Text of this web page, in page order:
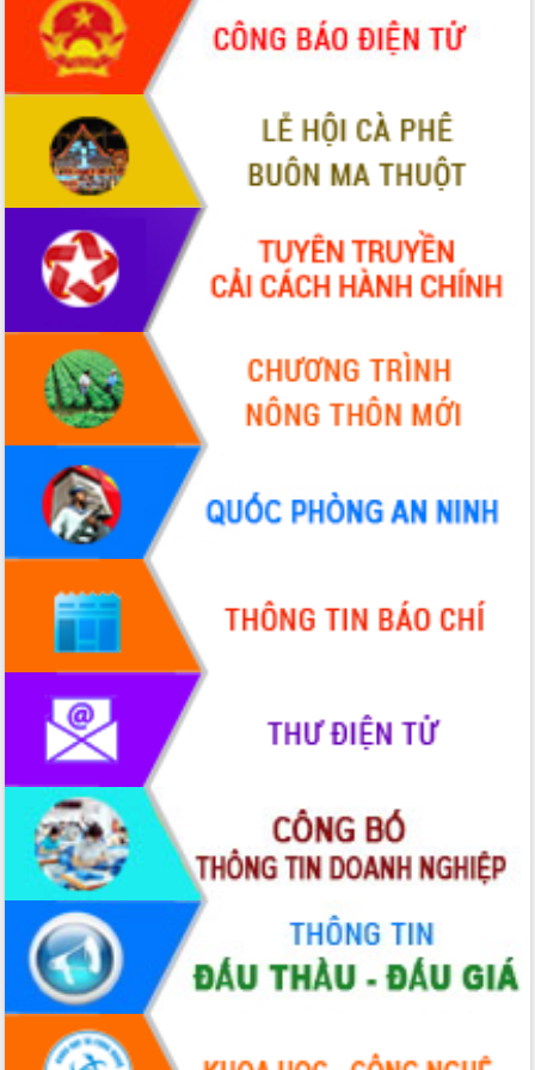
món ăn từ sầu riêng
Đắk Lắk công bố Quy hoạch và xúc
tiến đầu tư tỉnh
Ngành cá ngừ Đắk Lắk chủ động thích
ứng để giữ vững thị trường xuất khẩu
Diễn đàn Kinh tế tư nhân Việt Nam đột
phá cơ chế - Hợp tác công tư
Đề án 06 tạo bước ngoặt đột phá trong
cải cách hành chính tỉnh Đắk Lắk
Kết nối tour, đẩy mạnh chuyển đổi số
để phát triển du lịch Đắk Lắk
Khởi động Dự án Đầu tư xây dựng hạ
tầng kỹ thuật Cụm công nghiệp Tân
Gặp mặt các cơ quan báo chí nhân Kỷ
niệm 101 năm Ngày Báo chí Cách
mạng Việt Nam
Đắk Lắk sơ kết 4 năm triển khai thực
hiện Đề án 06 của Chính phủ
Họp báo thông tin về Hội nghị Công bố
Quy hoạch và Xúc tiến đầu tư tỉnh Đắk
Lắk
Khơi thông điểm nghẽn, đẩy nhanh
giải ngân vốn khắc phục thiên tai
HĐND tỉnh thông qua điều chỉnh Quy
hoạch tỉnh thời kỳ 2021-2030
Hội thảo góp ý hồ sơ điều chỉnh quy
hoạch tỉnh Đắk Lắk thời kỳ 2021-2030,
tầm nhìn đến năm 2050
Nâng cao hiệu quả hoạt động của các
doanh nghiệp nhà nước
Hội nghị triển khai kết nối mạng
truyền số liệu chuyên dùng phục vụ cơ
quan Đảng, Nhà nước
Lễ phát động chuỗi hoạt động chung
tay làm sạch môi trường
Xã Ea Kar bước chuyển mình trong
công tác cải cách hành chính mô hình
mới
UBND tỉnh họp báo định kỳ tháng 4
năm 2026